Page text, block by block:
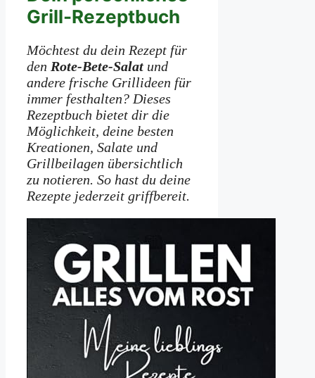
Grill-Rezeptbuch
Möchtest du dein Rezept für
den Rote-Bete-Salat und
andere frische Grillideen für
immer festhalten? Dieses
Rezeptbuch bietet dir die
Möglichkeit, deine besten
Kreationen, Salate und
Grillbeilagen übersichtlich
zu notieren. So hast du deine
Rezepte jederzeit griffbereit.